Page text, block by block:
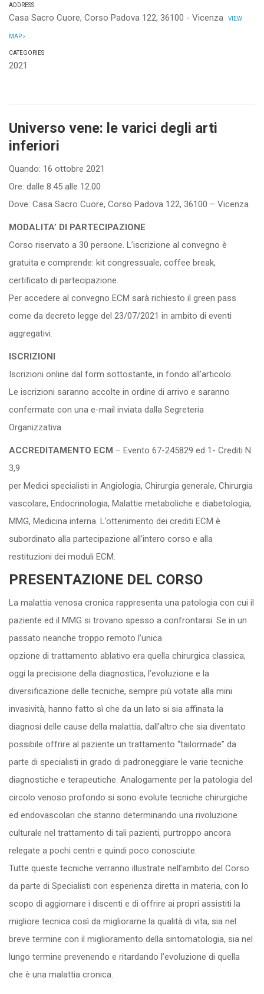
ADDRESS
Casa Sacro Cuore, Corso Padova 122, 36100 - Vicenza VIEW
MAP
CATEGORIES
2021
Universo vene: le varici degli arti
inferiori
Quando: 16 ottobre 2021
Ore: dalle 8.45 alle 12.00
Dove: Casa Sacro Cuore, Corso Padova 122, 36100 – Vicenza
MODALITA’ DI PARTECIPAZIONE
Corso riservato a 30 persone. L’iscrizione al convegno è
gratuita e comprende: kit congressuale, coffee break,
certificato di partecipazione.
Per accedere al convegno ECM sarà richiesto il green pass
come da decreto legge del 23/07/2021 in ambito di eventi
aggregativi.
ISCRIZIONI
Iscrizioni online dal form sottostante, in fondo all’articolo.
Le iscrizioni saranno accolte in ordine di arrivo e saranno
confermate con una e-mail inviata dalla Segreteria
Organizzativa
ACCREDITAMENTO ECM – Evento 67-245829 ed 1- Crediti N.
3,9
per Medici specialisti in Angiologia, Chirurgia generale, Chirurgia
vascolare, Endocrinologia, Malattie metaboliche e diabetologia,
MMG, Medicina interna. L’ottenimento dei crediti ECM è
subordinato alla partecipazione all’intero corso e alla
restituzioni dei moduli ECM.
PRESENTAZIONE DEL CORSO
La malattia venosa cronica rappresenta una patologia con cui il
paziente ed il MMG si trovano spesso a confrontarsi. Se in un
passato neanche troppo remoto l’unica
opzione di trattamento ablativo era quella chirurgica classica,
oggi la precisione della diagnostica, l’evoluzione e la
diversificazione delle tecniche, sempre più votate alla mini
invasività, hanno fatto sì che da un lato si sia affinata la
diagnosi delle cause della malattia, dall’altro che sia diventato
possibile offrire al paziente un trattamento “tailormade” da
parte di specialisti in grado di padroneggiare le varie tecniche
diagnostiche e terapeutiche. Analogamente per la patologia del
circolo venoso profondo si sono evolute tecniche chirurgiche
ed endovascolari che stanno determinando una rivoluzione
culturale nel trattamento di tali pazienti, purtroppo ancora
relegate a pochi centri e quindi poco conosciute.
Tutte queste tecniche verranno illustrate nell’ambito del Corso
da parte di Specialisti con esperienza diretta in materia, con lo
scopo di aggiornare i discenti e di offrire ai propri assistiti la
migliore tecnica così da migliorarne la qualità di vita, sia nel
breve termine con il miglioramento della sintomatologia, sia nel
lungo termine prevenendo e ritardando l’evoluzione di quella
che è una malattia cronica.